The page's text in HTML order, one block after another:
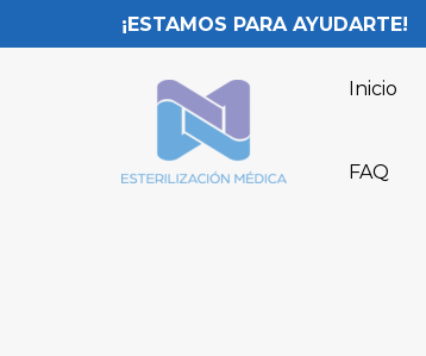
¡ESTAMOS PARA AYUDARTE!
Inicio
FAQ